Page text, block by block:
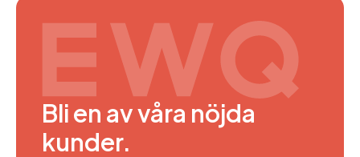
Bli en av våra nöjda
kunder.